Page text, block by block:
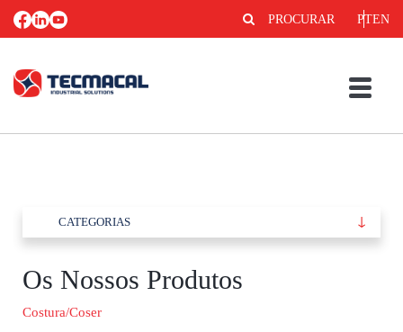
EN
PT
PROCURAR
CATEGORIAS
Os Nossos Produtos
Costura/Coser